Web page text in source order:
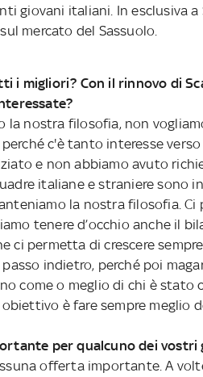
giovani italiani. In esclusiva a
mercato del Sassuolo.
i migliori? Con il rinnovo di
la nostra filosofia, non
c'è tanto interesse
e non abbiamo avuto
italiane e straniere sono
la nostra filosofia. Ci
tenere d’occhio anche il
ci permetta di crescere
indietro, perché poi
come o meglio di chi è stato
è fare sempre meglio
per qualcuno dei vostri
offerta importante. A